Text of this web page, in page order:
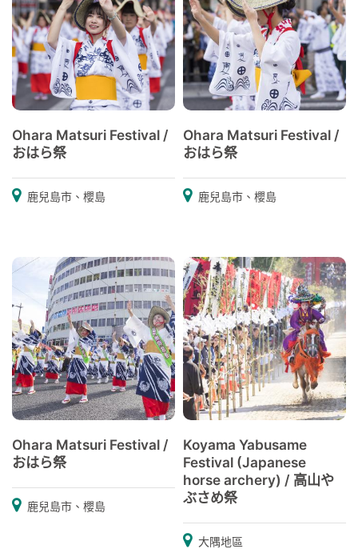
Ohara Matsuri Festival /
おはら祭
鹿兒島市、櫻島
Ohara Matsuri Festival /
おはら祭
鹿兒島市、櫻島
Ohara Matsuri Festival /
おはら祭
鹿兒島市、櫻島
Koyama Yabusame
Festival (Japanese
horse archery) / 高山や
ぶさめ祭
大隅地區